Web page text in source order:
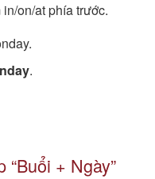
on/at phía trước.
.
+ Ngày”